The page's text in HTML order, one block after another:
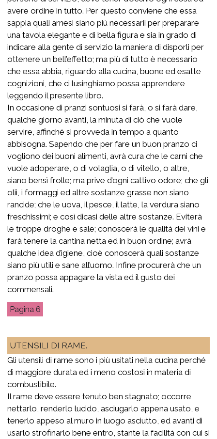
avere ordine in tutto. Per questo conviene che essa
sappia quali arnesi siano più necessarii per preparare
una tavola elegante e di bella figura e sia in grado di
indicare alla gente di servizio la maniera di disporli per
ottenere un bell’effetto; ma più di tutto è necessario
che essa abbia, riguardo alla cucina, buone ed esatte
cognizioni, che ci lusinghiamo possa apprendere
leggendo il presente libro.
In occasione di pranzi sontuosi si farà, o si farà dare,
qualche giorno avanti, la minuta di ciò che vuole
servire, affinché si provveda in tempo a quanto
abbisogna. Sapendo che per fare un buon pranzo ci
vogliono dei buoni alimenti, avrà cura che le carni che
vuole adoperare, o di volaglia, o di vitello, o altre,
siano bensì frolle; ma prive d’ogni cattivo odore; che gli
olii, i formaggi ed altre sostanze grasse non siano
rancide; che le uova, il pesce, il latte, la verdura siano
freschissimi; e così dicasi delle altre sostanze. Eviterà
le troppe droghe e sale; conoscerà le qualità dei vini e
farà tenere la cantina netta ed in buon ordine; avrà
qualche idea d’igiene, cioè conoscerà quali sostanze
siano più utili e sane all’uomo. Infine procurerà che un
pranzo possa appagare la vista ed il gusto dei
commensali.
6
UTENSILI DI RAME.
Gli utensili di rame sono i più usitati nella cucina perché
di maggiore durata ed i meno costosi in materia di
combustibile.
Il rame deve essere tenuto ben stagnato; occorre
nettarlo, renderlo lucido, asciugarlo appena usato, e
tenerlo appeso al muro in luogo asciutto, ed avanti di
usarlo strofinarlo bene entro, stante la facilità con cui si